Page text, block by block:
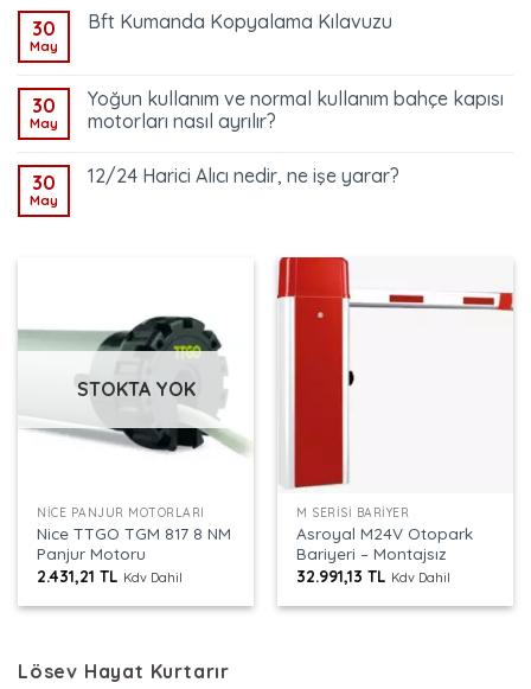
30
May
Bft Kumanda Kopyalama Kılavuzu
30
May
Yoğun kullanım ve normal kullanım bahçe kapısı
motorları nasıl ayrılır?
30
May
12/24 Harici Alıcı nedir, ne işe yarar?
STOKTA YOK
NICE PANJUR MOTORLARI
Nice TTGO TGM 817 8 NM
Panjur Motoru
2.431,21TL Kdv Dahil
M SERISI BARIYER
Asroyal M24V Otopark
Bariyeri – Montajsız
32.991,13TL Kdv Dahil
Lösev Hayat Kurtarır